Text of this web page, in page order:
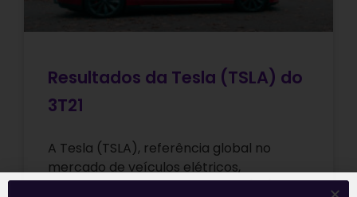
Resultados da Tesla (TSLA) do
3T21
A Tesla (TSLA), referência global no
mercado de veículos elétricos,
apresentou, nesta quarta-feira (20),